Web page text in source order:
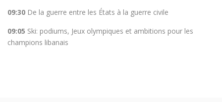
09:30 De la guerre entre les États à la guerre civile
09:05 Ski: podiums, Jeux olympiques et ambitions pour les
champions libanais